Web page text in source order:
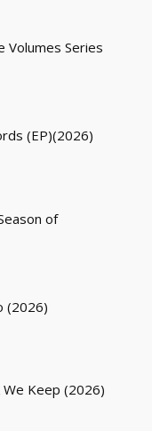
Volumes Series
(EP)(2026)
of
(2026)
Keep (2026)